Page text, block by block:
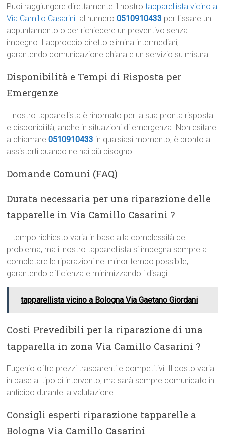
Puoi raggiungere direttamente il nostrotapparellista vicino a
Via Camillo Casarini al numero0510910433 per fissare un
appuntamento o per richiedere un preventivo senza
impegno. Lapproccio diretto elimina intermediari,
garantendo comunicazione chiara e un servizio su misura.
Disponibilità e Tempi di Risposta per
Emergenze
Il nostro tapparellista è rinomato per la sua pronta risposta
e disponibilità, anche in situazioni di emergenza. Non esitare
a chiamare0510910433 in qualsiasi momento; è pronto a
assisterti quando ne hai più bisogno.
Domande Comuni (FAQ)
Durata necessaria per una riparazione delle
tapparelle in Via Camillo Casarini ?
Il tempo richiesto varia in base alla complessità del
problema, ma il nostro tapparellista si impegna sempre a
completare le riparazioni nel minor tempo possibile,
garantendo efficienza e minimizzando i disagi.
tapparellista vicino a Bologna Via Gaetano Giordani
Costi Prevedibili per la riparazione di una
tapparella in zona Via Camillo Casarini ?
Eugenio offre prezzi trasparenti e competitivi. Il costo varia
in base al tipo di intervento, ma sarà sempre comunicato in
anticipo durante la valutazione.
Consigli esperti riparazione tapparelle a
Bologna Via Camillo Casarini